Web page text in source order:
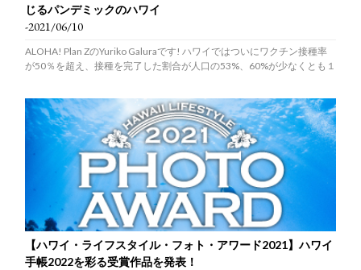
じるパンデミックのハワイ
-2021/06/10
ALOHA! Plan ZのYuriko Galuraです! ハワイではついにワクチン接種率
が50％を超え、接種を完了した割合が人口の53%、60%が少なくとも１
【ハワイ・ライフスタイル・フォト・アワード2021】ハワイ
手帳2022を彩る受賞作品を発表！